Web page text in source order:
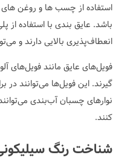
استفاده از چسب ها و روغن های
باشد. عایق بندی با استفاده
انعطاف‌پذیری بالایی دارند و
فویل‌های عایق مانند فویل‌های
گیرند. این فویل‌ها می‌توانند در
نوارهای چسبان آب‌بندی
کنند.
شناخت رنگ